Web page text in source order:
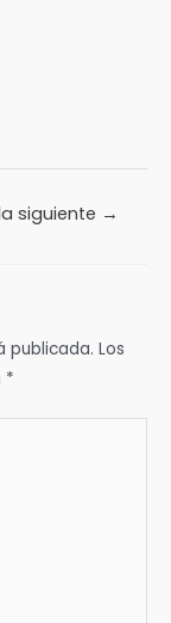
siguiente →
publicada. Los
*